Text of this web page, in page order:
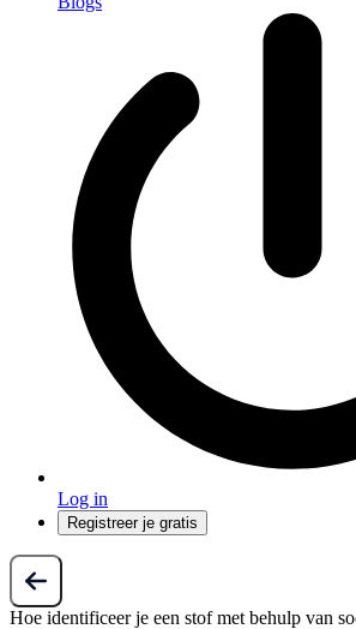
Log in
Registreer je gratis
Hoe identificeer je een stof met behulp van